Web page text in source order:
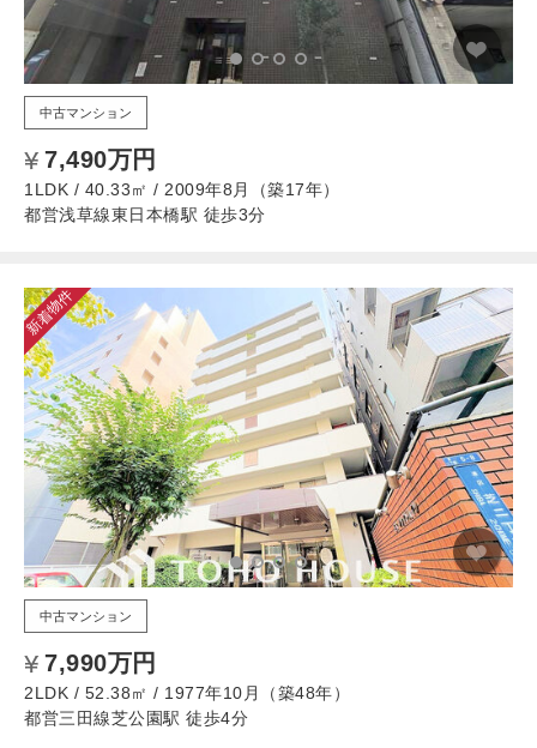
中古マンション
7,490万円
1LDK / 40.33㎡ / 2009年8月（築17年）
都営浅草線東日本橋駅 徒歩3分
新着物件
中古マンション
7,990万円
2LDK / 52.38㎡ / 1977年10月（築48年）
都営三田線芝公園駅 徒歩4分